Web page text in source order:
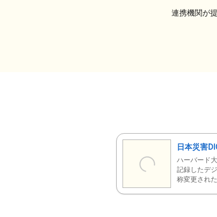
連携機関が
日本災害
ハーバード
記録したデ
称変更された